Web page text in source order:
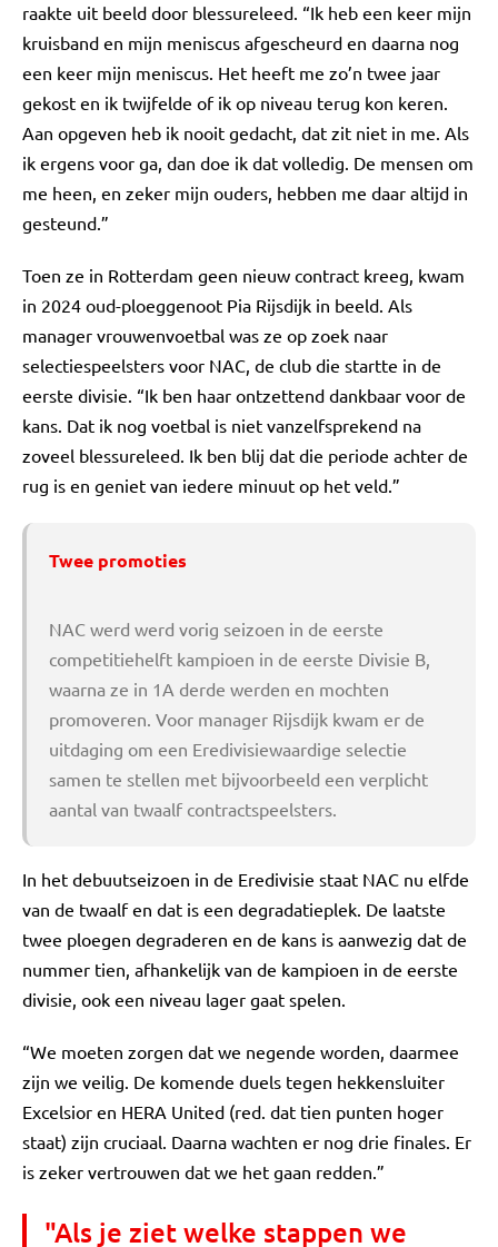
raakte uit beeld door blessureleed. “Ik heb een keer mijn
kruisband en mijn meniscus afgescheurd en daarna nog
een keer mijn meniscus. Het heeft me zo’n twee jaar
gekost en ik twijfelde of ik op niveau terug kon keren.
Aan opgeven heb ik nooit gedacht, dat zit niet in me. Als
ik ergens voor ga, dan doe ik dat volledig. De mensen om
me heen, en zeker mijn ouders, hebben me daar altijd in
gesteund.”
Toen ze in Rotterdam geen nieuw contract kreeg, kwam
in 2024 oud-ploeggenoot Pia Rijsdijk in beeld. Als
manager vrouwenvoetbal was ze op zoek naar
selectiespeelsters voor NAC, de club die startte in de
eerste divisie. “Ik ben haar ontzettend dankbaar voor de
kans. Dat ik nog voetbal is niet vanzelfsprekend na
zoveel blessureleed. Ik ben blij dat die periode achter de
rug is en geniet van iedere minuut op het veld.”
Twee promoties
NAC werd werd vorig seizoen in de eerste
competitiehelft kampioen in de eerste Divisie B,
waarna ze in 1A derde werden en mochten
promoveren. Voor manager Rijsdijk kwam er de
uitdaging om een Eredivisiewaardige selectie
samen te stellen met bijvoorbeeld een verplicht
aantal van twaalf contractspeelsters.
In het debuutseizoen in de Eredivisie staat NAC nu elfde
van de twaalf en dat is een degradatieplek. De laatste
twee ploegen degraderen en de kans is aanwezig dat de
nummer tien, afhankelijk van de kampioen in de eerste
divisie, ook een niveau lager gaat spelen.
“We moeten zorgen dat we negende worden, daarmee
zijn we veilig. De komende duels tegen hekkensluiter
Excelsior en HERA United (red. dat tien punten hoger
staat) zijn cruciaal. Daarna wachten er nog drie finales. Er
is zeker vertrouwen dat we het gaan redden.”
"Als je ziet welke stappen we